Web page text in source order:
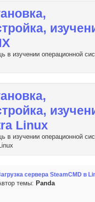
в изучении операционной
Linux
в изучении операционной
сервера SteamCMD в
темы: Panda